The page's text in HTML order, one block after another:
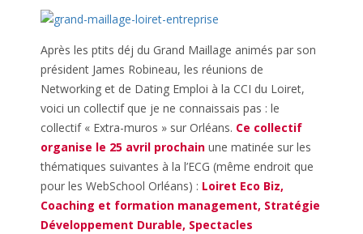
Après les ptits déj du Grand Maillage animés par son
président James Robineau, les réunions de
Networking et de Dating Emploi à la CCI du Loiret,
voici un collectif que je ne connaissais pas : le
collectif « Extra-muros » sur Orléans. Ce collectif
organise le 25 avril prochain une matinée sur les
thématiques suivantes à la l’ECG (même endroit que
pour les WebSchool Orléans) : Loiret Eco Biz,
Coaching et formation management, Stratégie
Développement Durable, Spectacles